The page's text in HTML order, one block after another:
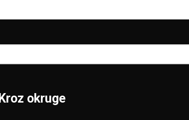
Kroz okruge